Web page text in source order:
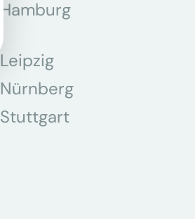
Hamburg
Leipzig
Nürnberg
Stuttgart